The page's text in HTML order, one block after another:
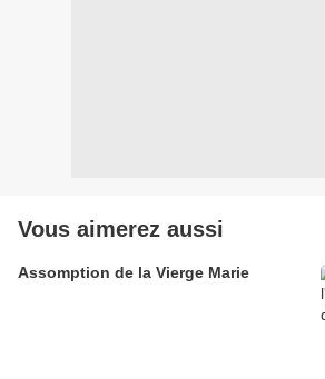
Vous aimerez aussi
Assomption de la Vierge Marie